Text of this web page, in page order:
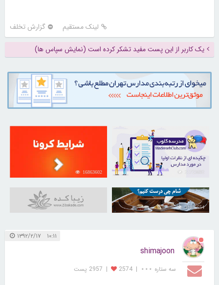
لینک مستقیم گزارش تخلف
یک کاربر از این پست مفید تشکر کرده است (نمایش سپاس ها)
16863602
31035554
۱۰:۱۱ ۱۳۹۲/۲/۱۷
shimajoon
سه ستاره ⋆⋆⋆ |
2574
| 2957 پست